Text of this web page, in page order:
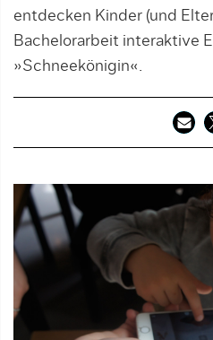
entdecken Kinder (und
Bachelorarbeit interaktive
»Schneekönigin«.